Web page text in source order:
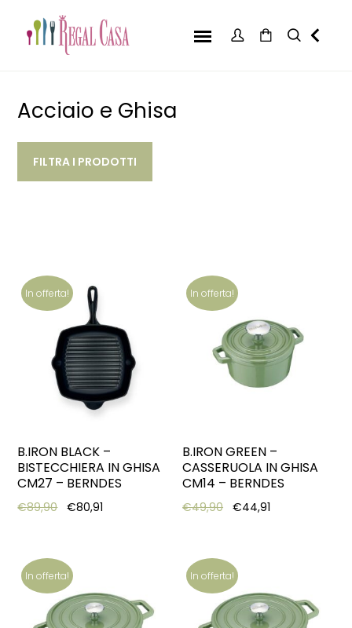
Acciaio e Ghisa
FILTRA I PRODOTTI
In offerta!
B.IRON BLACK –
BISTECCHIERA IN GHISA
CM27 – BERNDES
€89,90 Original price was: €89,90.
€80,91 Current price is: €80,91.
In offerta!
B.IRON GREEN –
CASSERUOLA IN GHISA
CM14 – BERNDES
€49,90 Original price was:
€44,91
In offerta! In offerta!